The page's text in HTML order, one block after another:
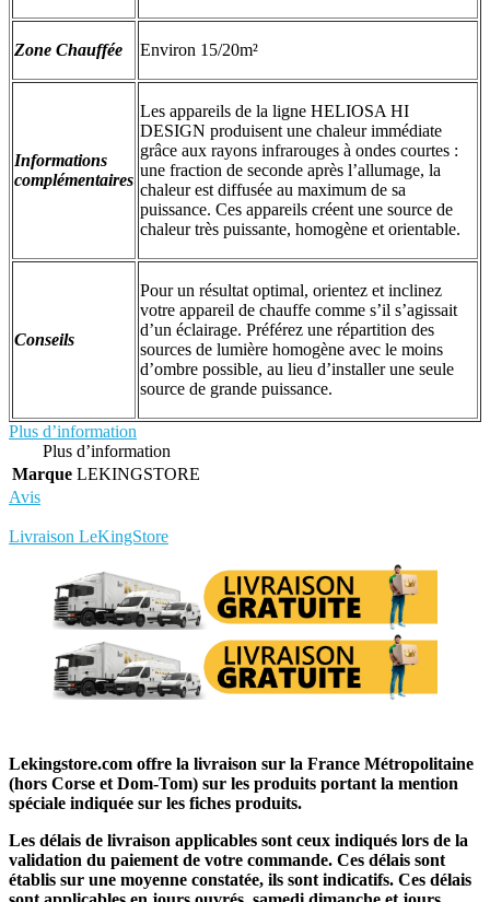
Zone Chauffée Environ 15/20m²
Informations
complémentaires
Les appareils de la ligne HELIOSA HI
DESIGN produisent une chaleur immédiate
grâce aux rayons infrarouges à ondes courtes :
une fraction de seconde après l’allumage, la
chaleur est diffusée au maximum de sa
puissance. Ces appareils créent une source de
chaleur très puissante, homogène et orientable.
Conseils
Pour un résultat optimal, orientez et inclinez
votre appareil de chauffe comme s’il s’agissait
d’un éclairage. Préférez une répartition des
sources de lumière homogène avec le moins
d’ombre possible, au lieu d’installer une seule
source de grande puissance.
Plus d’information
Plus d’information
Marque LEKINGSTORE
Avis
Livraison LeKingStore
Lekingstore.com offre la livraison sur la France Métropolitaine
(hors Corse et Dom-Tom) sur les produits portant la mention
spéciale indiquée sur les fiches produits.
Les délais de livraison applicables sont ceux indiqués lors de la
validation du paiement de votre commande. Ces délais sont
établis sur une moyenne constatée, ils sont indicatifs. Ces délais